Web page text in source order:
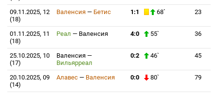
09.11.2025, 12
(18)
Валенсия — Бетис 1:1 68` 23
01.11.2025, 11
(18)
Реал — Валенсия 4:0 55` 36
25.10.2025, 10
(17)
Валенсия —
Вильярреал
0:2 46` 45
20.10.2025, 09
(14)
Алавес — Валенсия 0:0 80` 79